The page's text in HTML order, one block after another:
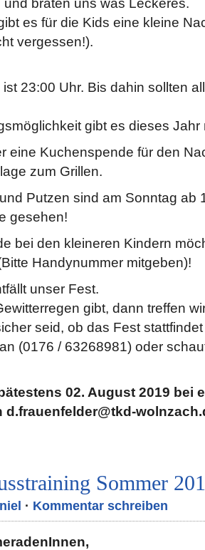
es für die Kids eine kleine
vergessen!).
23:00 Uhr. Bis dahin sollten
gibt es dieses Jahr
eine Kuchenspende für den
zum Grillen.
Putzen sind am Sonntag ab
gesehen!
bei den kleineren Kindern
Handynummer mitgeben)!
unser Fest.
gibt, dann treffen
seid, ob das Fest
(0176 / 63268981) oder
02. August 2019 bei
d.frauenfelder@tkd-
Sommer
· Kommentar schreiben